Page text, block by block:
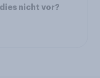
nicht vor?